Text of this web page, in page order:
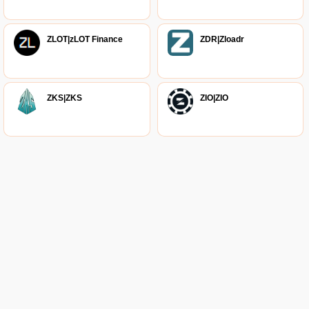
ZLOT|zLOT Finance ZDR|Zloadr
ZKS|ZKS ZIO|ZIO